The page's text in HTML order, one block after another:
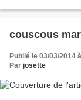
couscous
Publié le 03/03/2014
Par josette